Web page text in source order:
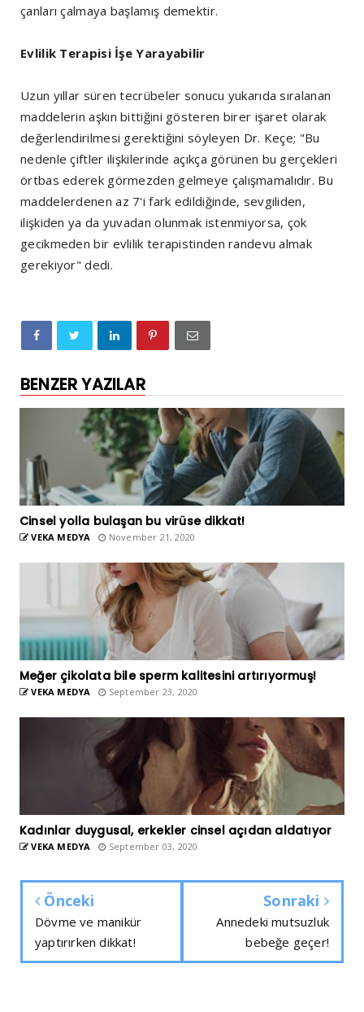
çanları çalmaya başlamış demektir.
Evlilik Terapisi İşe Yarayabilir
Uzun yıllar süren tecrübeler sonucu yukarıda sıralanan
maddelerin aşkın bittiğini gösteren birer işaret olarak
değerlendirilmesi gerektiğini söyleyen Dr. Keçe; "Bu
nedenle çiftler ilişkilerinde açıkça görünen bu gerçekleri
örtbas ederek görmezden gelmeye çalışmamalıdır. Bu
maddelerdenen az 7'i fark edildiğinde, sevgiliden,
ilişkiden ya da yuvadan olunmak istenmiyorsa, çok
gecikmeden bir evlilik terapistinden randevu almak
gerekiyor" dedi.
BENZER YAZILAR
Cinsel yolla bulaşan bu virüse dikkat!
VEKA MEDYA November 21, 2020
Meğer çikolata bile sperm kalitesini artırıyormuş!
VEKA MEDYA September 23, 2020
Kadınlar duygusal, erkekler cinsel açıdan aldatıyor
VEKA MEDYA September 03, 2020
Önceki
Dövme ve manikür
yaptırırken dikkat!
Sonraki
Annedeki mutsuzluk
bebeğe geçer!